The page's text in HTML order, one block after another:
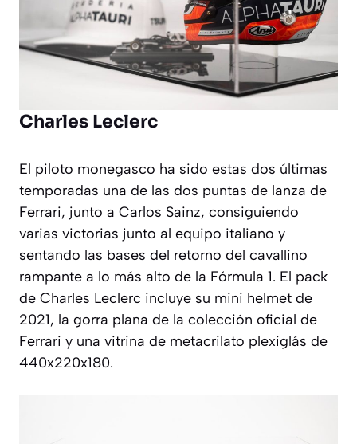
Charles Leclerc
El piloto monegasco ha sido estas dos últimas
temporadas una de las dos puntas de lanza de
Ferrari, junto a Carlos Sainz, consiguiendo
varias victorias junto al equipo italiano y
sentando las bases del retorno del cavallino
rampante a lo más alto de la Fórmula 1. El pack
de Charles Leclerc incluye su mini helmet de
2021, la gorra plana de la colección oficial de
Ferrari y una vitrina de metacrilato plexiglás de
440x220x180.